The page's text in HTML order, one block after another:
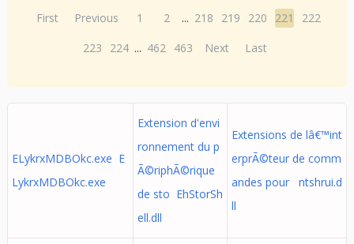
First Previous 1 2 ... 218 219 220 221
222
223
224 ... 462 463 Next Last
ELykrxMDBOkc.exe E
LykrxMDBOkc.exe
Extension d'envi
ronnement du p
Ã©riphÃ©rique
de sto EhStorSh
ell.dll
Extensions de lâ€™int
erprÃ©teur de comm
andes pour ntshrui.d
ll